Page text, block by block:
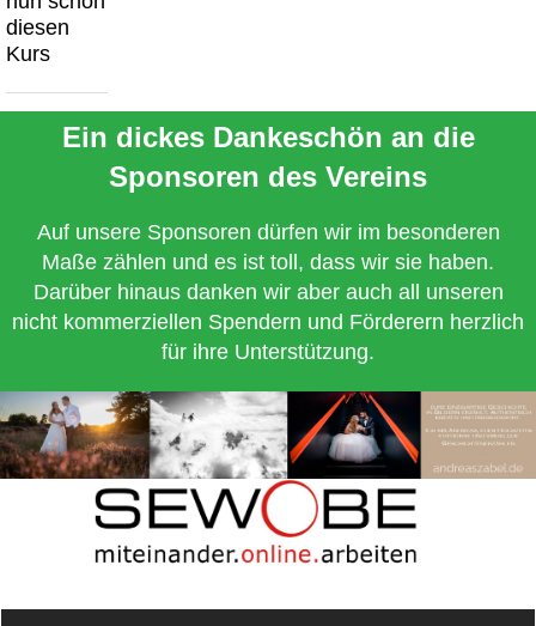
diesen
Kurs
Ein dickes Dankeschön an die
Sponsoren des Vereins
Auf unsere Sponsoren dürfen wir im besonderen
Maße zählen und es ist toll, dass wir sie haben.
Darüber hinaus danken wir aber auch all unseren
nicht kommerziellen Spendern und Förderern herzlich
für ihre Unterstützung.